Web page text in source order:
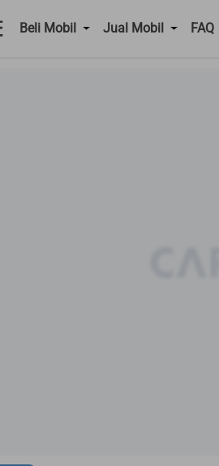
Beli Mobil Jual Mobil FAQ